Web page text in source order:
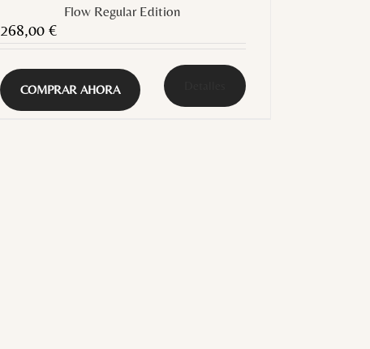
Flow Regular Edition
268,00 €
COMPRAR AHORA